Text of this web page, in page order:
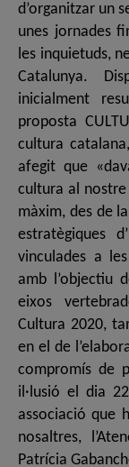
d’organitzar un
unes jornades
les inquietuds,
Catalunya.
inicialment
proposta
cultura
afegit que
cultura al
màxim, des de
estratègiques
vinculades a
amb l’objectiu
eixos
Cultura 2020,
en el de
compromís de
il·lusió el dia
associació que
nosaltres,
Patrícia